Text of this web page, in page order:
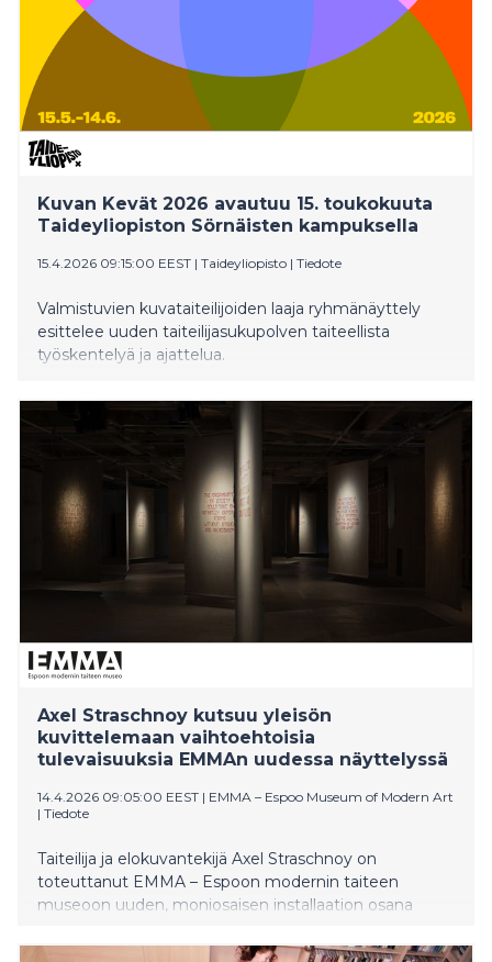
Kuvan Kevät 2026 avautuu 15. toukokuuta
Taideyliopiston Sörnäisten kampuksella
15.4.2026 09:15:00 EEST | Taideyliopisto | Tiedote
Valmistuvien kuvataiteilijoiden laaja ryhmänäyttely
esittelee uuden taiteilijasukupolven taiteellista
työskentelyä ja ajattelua.
Axel Straschnoy kutsuu yleisön
kuvittelemaan vaihtoehtoisia
tulevaisuuksia EMMAn uudessa näyttelyssä
14.4.2026 09:05:00 EEST | EMMA – Espoo Museum of Modern Art
| Tiedote
Taiteilija ja elokuvantekijä Axel Straschnoy on
toteuttanut EMMA – Espoon modernin taiteen
museoon uuden, moniosaisen installaation osana
taideakatemian palkintoa. Uskomme ja hyväksymme